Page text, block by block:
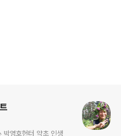
영호헌터 약초 인생